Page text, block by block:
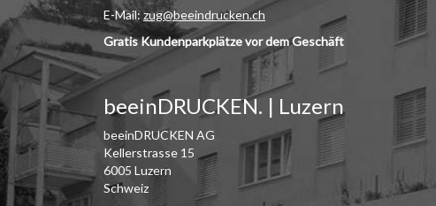
E-Mail: zug@beeindrucken.ch
Gratis Kundenparkplätze vor dem Geschäft
beeinDRUCKEN. | Luzern
beeinDRUCKEN AG
Kellerstrasse 15
6005 Luzern
Schweiz